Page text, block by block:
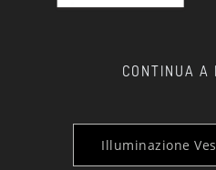
CONTINUA A
Illuminazione